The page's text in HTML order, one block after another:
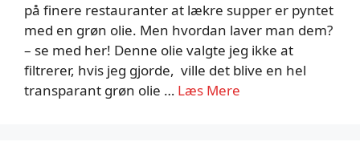
på finere restauranter at lækre supper er pyntet
med en grøn olie. Men hvordan laver man dem?
– se med her! Denne olie valgte jeg ikke at
filtrerer, hvis jeg gjorde, ville det blive en hel
transparant grøn olie … Læs Mere